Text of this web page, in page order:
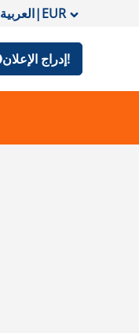
العربية|EUR
إدراج الإعلان!